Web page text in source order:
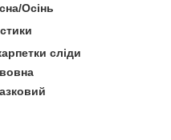
Осінь
сліди